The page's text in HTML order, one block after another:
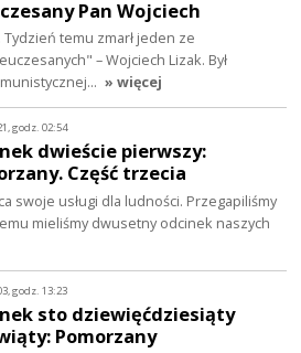
Pan Wojciech
temu zmarł jeden ze
– Wojciech Lizak. Był
» więcej
godz. 02:54
dwieście pierwszy:
Część trzecia
swoje usługi dla ludności. Przegapiliśmy
mieliśmy dwusetny odcinek naszych
godz. 13:23
sto dziewięćdziesiąty
Pomorzany